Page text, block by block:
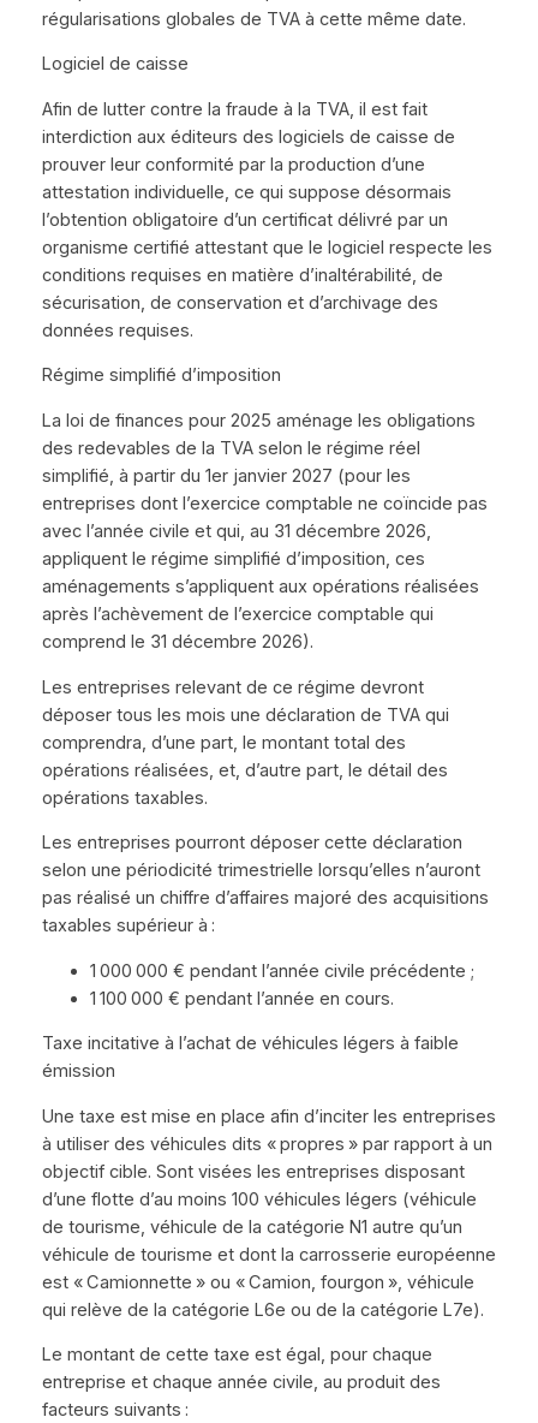
régularisations globales de TVA à cette même date.
Logiciel de caisse
Afin de lutter contre la fraude à la TVA, il est fait
interdiction aux éditeurs des logiciels de caisse de
prouver leur conformité par la production d’une
attestation individuelle, ce qui suppose désormais
l’obtention obligatoire d’un certificat délivré par un
organisme certifié attestant que le logiciel respecte les
conditions requises en matière d’inaltérabilité, de
sécurisation, de conservation et d’archivage des
données requises.
Régime simplifié d’imposition
La loi de finances pour 2025 aménage les obligations
des redevables de la TVA selon le régime réel
simplifié, à partir du 1er janvier 2027 (pour les
entreprises dont l’exercice comptable ne coïncide pas
avec l’année civile et qui, au 31 décembre 2026,
appliquent le régime simplifié d’imposition, ces
aménagements s’appliquent aux opérations réalisées
après l’achèvement de l’exercice comptable qui
comprend le 31 décembre 2026).
Les entreprises relevant de ce régime devront
déposer tous les mois une déclaration de TVA qui
comprendra, d’une part, le montant total des
opérations réalisées, et, d’autre part, le détail des
opérations taxables.
Les entreprises pourront déposer cette déclaration
selon une périodicité trimestrielle lorsqu’elles n’auront
pas réalisé un chiffre d’affaires majoré des acquisitions
taxables supérieur à :
1 000 000 € pendant l’année civile précédente ;
1 100 000 € pendant l’année en cours.
Taxe incitative à l’achat de véhicules légers à faible
émission
Une taxe est mise en place afin d’inciter les entreprises
à utiliser des véhicules dits « propres » par rapport à un
objectif cible. Sont visées les entreprises disposant
d’une flotte d’au moins 100 véhicules légers (véhicule
de tourisme, véhicule de la catégorie N1 autre qu’un
véhicule de tourisme et dont la carrosserie européenne
est « Camionnette » ou « Camion, fourgon », véhicule
qui relève de la catégorie L6e ou de la catégorie L7e).
Le montant de cette taxe est égal, pour chaque
entreprise et chaque année civile, au produit des
facteurs suivants :